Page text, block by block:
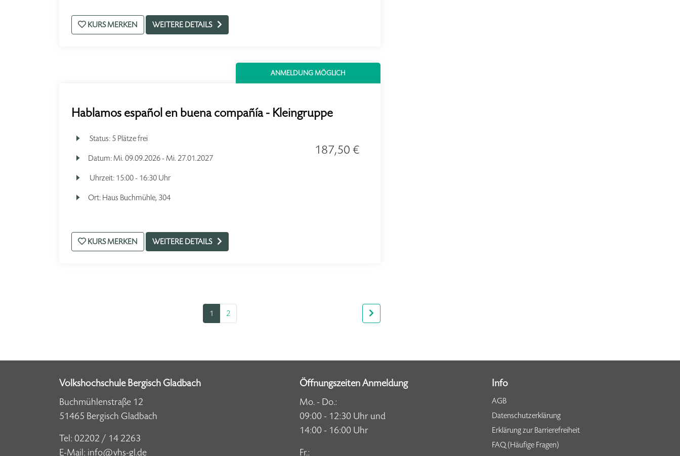
KURS MERKEN WEITERE DETAILS
ANMELDUNG MÖGLICH
Hablamos español en buena compañía - Kleingruppe
Status: 5 Plätze frei
Datum: Mi. 09.09.2026 - Mi. 27.01.2027
Uhrzeit: 15:00 - 16:30 Uhr
Ort: Haus Buchmühle, 304
187,50 €
KURS MERKEN WEITERE DETAILS
1 2
Volkshochschule Bergisch Gladbach
Buchmühlenstraße 12
51465 Bergisch Gladbach
Tel: 02202 / 14 2263
E-Mail: info@vhs-gl.de
Öffnungszeiten Anmeldung
Mo. - Do.:
09:00 - 12:30 Uhr und
14:00 - 16:00 Uhr
Fr.:
Info
AGB
Datenschutzerklärung
Erklärung zur Barrierefreiheit
FAQ (Häufige Fragen)